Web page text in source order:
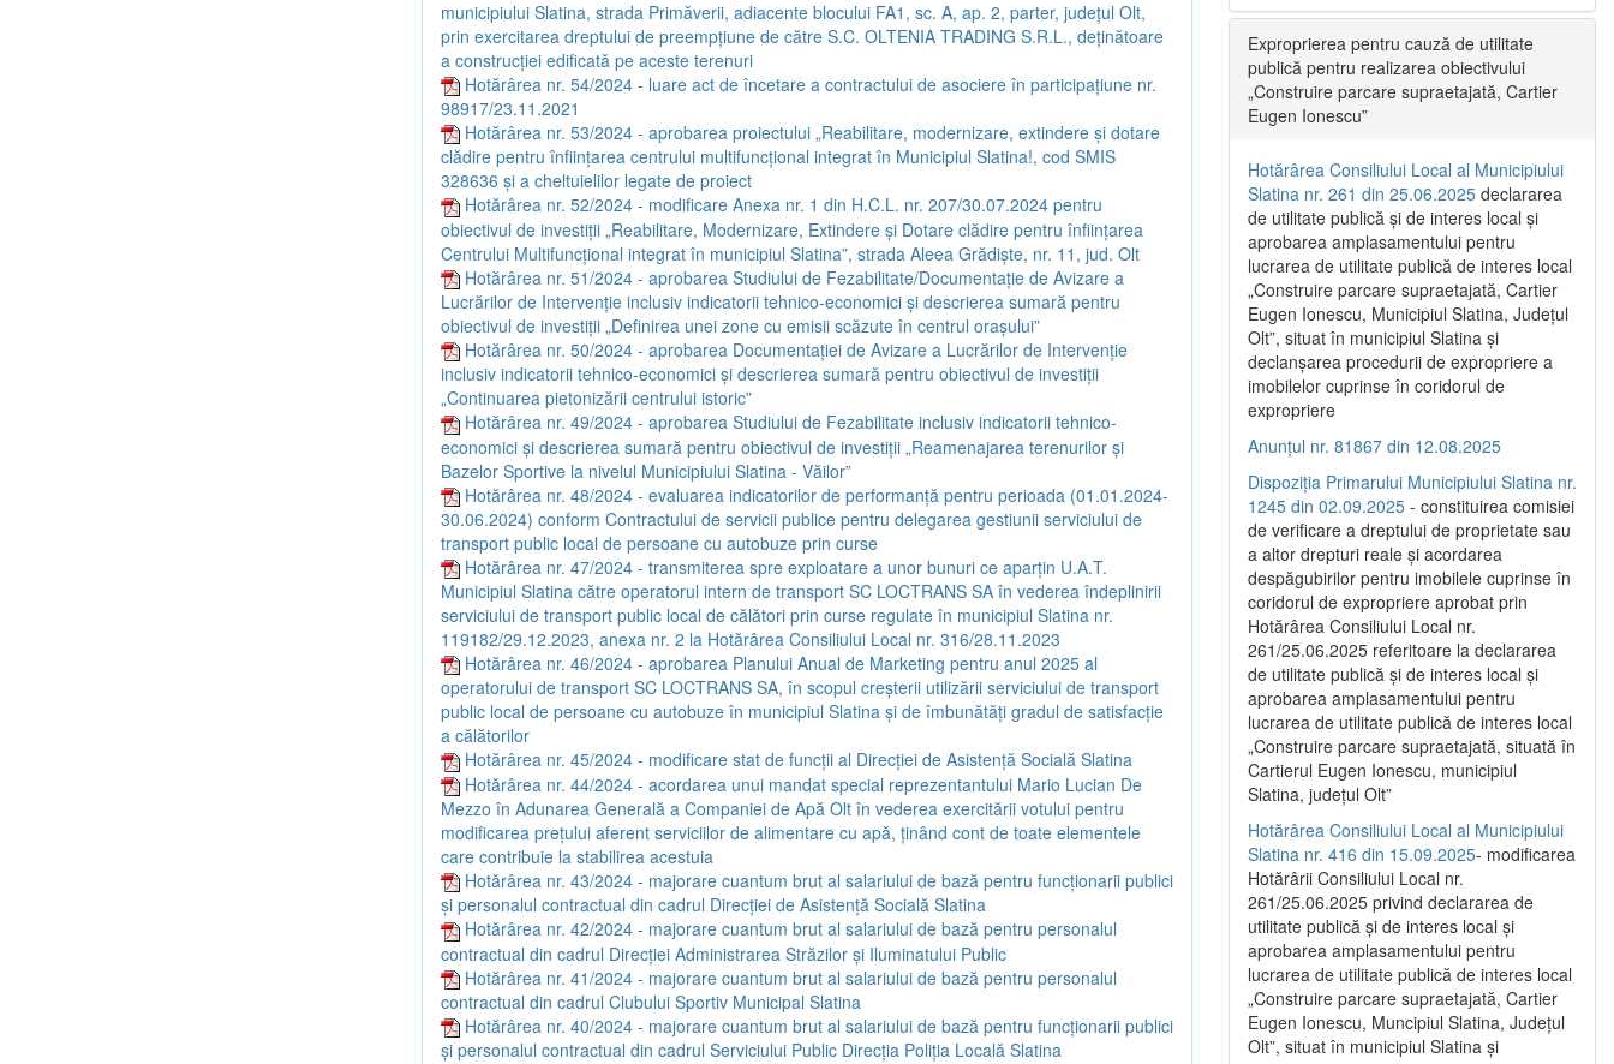
municipiului Slatina, strada Primăverii, adiacente blocului FA1, sc. A, ap. 2, parter, județul Olt,
prin exercitarea dreptului de preempțiune de către S.C. OLTENIA TRADING S.R.L., deținătoare
a construcției edificată pe aceste terenuri
Hotărârea nr. 54/2024 - luare act de încetare a contractului de asociere în participațiune nr.
98917/23.11.2021
Hotărârea nr. 53/2024 - aprobarea proiectului „Reabilitare, modernizare, extindere și dotare
clădire pentru înființarea centrului multifuncțional integrat în Municipiul Slatina!, cod SMIS
328636 și a cheltuielilor legate de proiect
Hotărârea nr. 52/2024 - modificare Anexa nr. 1 din H.C.L. nr. 207/30.07.2024 pentru
obiectivul de investiții „Reabilitare, Modernizare, Extindere și Dotare clădire pentru înființarea
Centrului Multifuncțional integrat în municipiul Slatina”, strada Aleea Grădiște, nr. 11, jud. Olt
Hotărârea nr. 51/2024 - aprobarea Studiului de Fezabilitate/Documentație de Avizare a
Lucrărilor de Intervenție inclusiv indicatorii tehnico-economici și descrierea sumară pentru
obiectivul de investiții „Definirea unei zone cu emisii scăzute în centrul orașului”
Hotărârea nr. 50/2024 - aprobarea Documentației de Avizare a Lucrărilor de Intervenție
inclusiv indicatorii tehnico-economici și descrierea sumară pentru obiectivul de investiții
„Continuarea pietonizării centrului istoric”
Hotărârea nr. 49/2024 - aprobarea Studiului de Fezabilitate inclusiv indicatorii tehnico-
economici și descrierea sumară pentru obiectivul de investiții „Reamenajarea terenurilor și
Bazelor Sportive la nivelul Municipiului Slatina - Văilor”
Hotărârea nr. 48/2024 - evaluarea indicatorilor de performanță pentru perioada (01.01.2024-
30.06.2024) conform Contractului de servicii publice pentru delegarea gestiunii serviciului de
transport public local de persoane cu autobuze prin curse
Hotărârea nr. 47/2024 - transmiterea spre exploatare a unor bunuri ce aparțin U.A.T.
Municipiul Slatina către operatorul intern de transport SC LOCTRANS SA în vederea îndeplinirii
serviciului de transport public local de călători prin curse regulate în municipiul Slatina nr.
119182/29.12.2023, anexa nr. 2 la Hotărârea Consiliului Local nr. 316/28.11.2023
Hotărârea nr. 46/2024 - aprobarea Planului Anual de Marketing pentru anul 2025 al
operatorului de transport SC LOCTRANS SA, în scopul creșterii utilizării serviciului de transport
public local de persoane cu autobuze în municipiul Slatina și de îmbunătăți gradul de satisfacție
a călătorilor
Hotărârea nr. 45/2024 - modificare stat de funcții al Direcției de Asistență Socială Slatina
Hotărârea nr. 44/2024 - acordarea unui mandat special reprezentantului Mario Lucian De
Mezzo în Adunarea Generală a Companiei de Apă Olt în vederea exercitării votului pentru
modificarea prețului aferent serviciilor de alimentare cu apă, ținând cont de toate elementele
care contribuie la stabilirea acestuia
Hotărârea nr. 43/2024 - majorare cuantum brut al salariului de bază pentru funcționarii publici
și personalul contractual din cadrul Direcției de Asistență Socială Slatina
Hotărârea nr. 42/2024 - majorare cuantum brut al salariului de bază pentru personalul
contractual din cadrul Direcției Administrarea Străzilor și Iluminatului Public
Hotărârea nr. 41/2024 - majorare cuantum brut al salariului de bază pentru personalul
contractual din cadrul Clubului Sportiv Municipal Slatina
Hotărârea nr. 40/2024 - majorare cuantum brut al salariului de bază pentru funcționarii publici
și personalul contractual din cadrul Serviciului Public Direcția Poliția Locală Slatina
Exproprierea pentru cauză de utilitate
publică pentru realizarea obiectivului
„Construire parcare supraetajată, Cartier
Eugen Ionescu”
Hotărârea Consiliului Local al Municipiului
Slatina nr. 261 din 25.06.2025 declararea
de utilitate publică și de interes local și
aprobarea amplasamentului pentru
lucrarea de utilitate publică de interes local
„Construire parcare supraetajată, Cartier
Eugen Ionescu, Municipiul Slatina, Județul
Olt”, situat în municipiul Slatina și
declanșarea procedurii de expropriere a
imobilelor cuprinse în coridorul de
expropriere
Anunțul nr. 81867 din 12.08.2025
Dispoziția Primarului Municipiului Slatina nr.
1245 din 02.09.2025 - constituirea comisiei
de verificare a dreptului de proprietate sau
a altor drepturi reale și acordarea
despăgubirilor pentru imobilele cuprinse în
coridorul de expropriere aprobat prin
Hotărârea Consiliului Local nr.
261/25.06.2025 referitoare la declararea
de utilitate publică și de interes local și
aprobarea amplasamentului pentru
lucrarea de utilitate publică de interes local
„Construire parcare supraetajată, situată în
Cartierul Eugen Ionescu, municipiul
Slatina, județul Olt”
Hotărârea Consiliului Local al Municipiului
Slatina nr. 416 din 15.09.2025- modificarea
Hotărârii Consiliului Local nr.
261/25.06.2025 privind declararea de
utilitate publică și de interes local și
aprobarea amplasamentului pentru
lucrarea de utilitate publică de interes local
„Construire parcare supraetajată, Cartier
Eugen Ionescu, Muncipiul Slatina, Județul
Olt”, situat în municipiul Slatina și